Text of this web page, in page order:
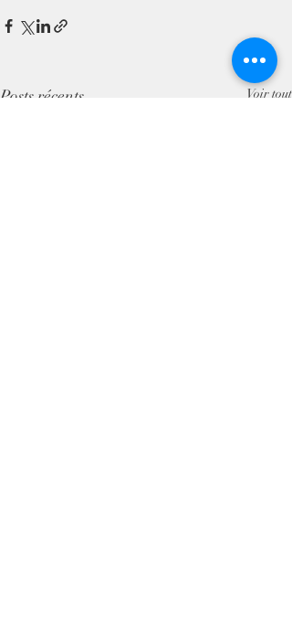
Posts récents Voir tout